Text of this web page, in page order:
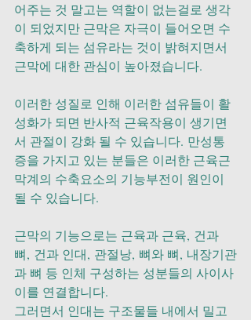
어주는 것 말고는 역할이 없는걸로 생각
이 되었지만 근막은 자극이 들어오면 수
축하게 되는 섬유라는 것이 밝혀지면서
근막에 대한 관심이 높아졌습니다.
이러한 성질로 인해 이러한 섬유들이 활
성화가 되면 반사적 근육작용이 생기면
서 관절이 강화 될 수 있습니다. 만성통
증을 가지고 있는 분들은 이러한 근육근
막계의 수축요소의 기능부전이 원인이
될 수 있습니다.
근막의 기능으로는 근육과 근육, 건과
뼈, 건과 인대, 관절낭, 뼈와 뼈, 내장기관
과 뼈 등 인체 구성하는 성분들의 사이사
이를 연결합니다.
그러면서 인대는 구조물들 내에서 밀고